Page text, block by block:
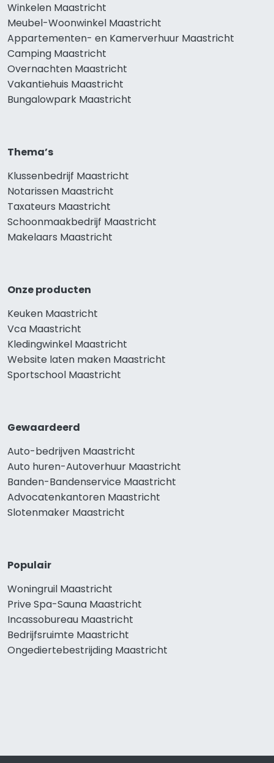
Winkelen Maastricht
Meubel-Woonwinkel Maastricht
Appartementen- en Kamerverhuur Maastricht
Camping Maastricht
Overnachten Maastricht
Vakantiehuis Maastricht
Bungalowpark Maastricht
Thema’s
Klussenbedrijf Maastricht
Notarissen Maastricht
Taxateurs Maastricht
Schoonmaakbedrijf Maastricht
Makelaars Maastricht
Onze producten
Keuken Maastricht
Vca Maastricht
Kledingwinkel Maastricht
Website laten maken Maastricht
Sportschool Maastricht
Gewaardeerd
Auto-bedrijven Maastricht
Auto huren-Autoverhuur Maastricht
Banden-Bandenservice Maastricht
Advocatenkantoren Maastricht
Slotenmaker Maastricht
Populair
Woningruil Maastricht
Prive Spa-Sauna Maastricht
Incassobureau Maastricht
Bedrijfsruimte Maastricht
Ongediertebestrijding Maastricht